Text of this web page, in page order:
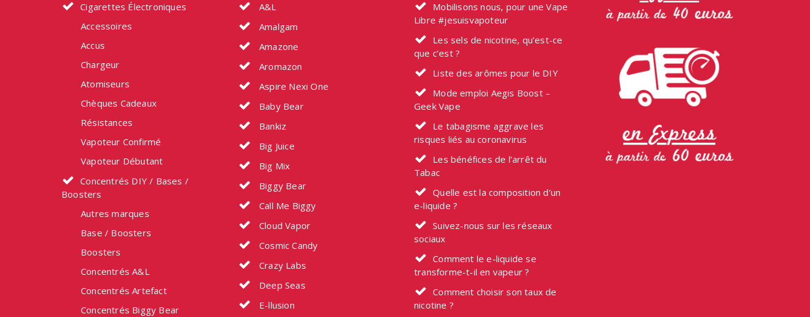
Cigarettes Électroniques
Accessoires
Accus
Chargeur
Atomiseurs
Chèques Cadeaux
Résistances
Vapoteur Confirmé
Vapoteur Débutant
Concentrés DIY / Bases /
Boosters
Autres marques
Base / Boosters
Boosters
Concentrés A&L
Concentrés Artefact
Concentrés Biggy Bear
A&L
Amalgam
Amazone
Aromazon
Aspire Nexi One
Baby Bear
Bankiz
Big Juice
Big Mix
Biggy Bear
Call Me Biggy
Cloud Vapor
Cosmic Candy
Crazy Labs
Deep Seas
E-llusion
Mobilisons nous, pour une Vape
Libre #jesuisvapoteur
Les sels de nicotine, qu’est-ce
que c’est ?
Liste des arômes pour le DIY
Mode emploi Aegis Boost –
Geek Vape
Le tabagisme aggrave les
risques liés au coronavirus
Les bénéfices de l’arrêt du
Tabac
Quelle est la composition d’un
e-liquide ?
Suivez-nous sur les réseaux
sociaux
Comment le e-liquide se
transforme-t-il en vapeur ?
Comment choisir son taux de
nicotine ?